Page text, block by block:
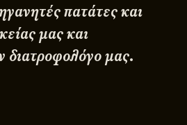
πατάτες και
μας και
διατροφολόγο μας.